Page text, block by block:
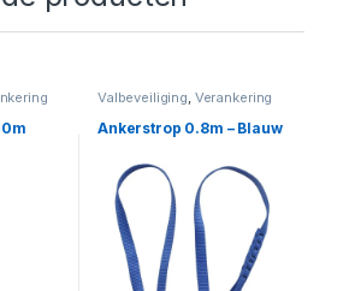
Valbeveiliging, Verankering
Ankerstrop 0.8m – Blauw